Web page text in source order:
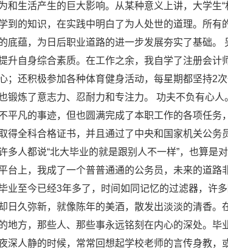
和生活产生的巨大影响。从某种意义上讲，大学生
到的知识，在实践中明白了为人处世的道理。所
底蕴，为日后职业道路的进一步发展夯实了基础
升自身综合素质。在工作之余，我自学了注册会
；还积极参加各种体育健身活动，每星期都坚持2
锻炼了意志力、忍耐力和专注力。 功夫不负有心人
平凡的事迹，但也圆满完成了本职工作的各项任务
得全科合格证书，并且通过了中央和国家机关公务
多人都说“北大毕业的就是跟别人不一样”，也算是
台上，我成了一个普普通通的公务员，未来的道路
业至今已经3年多了，时间如同记忆的过滤器，许
日久弥新，就像陈年的美酒，散发出淡淡的清香
地方，那些人、那些事永远铭刻在内心的深处。毕
深人静的时候，常常回想起学校老师的言传身教